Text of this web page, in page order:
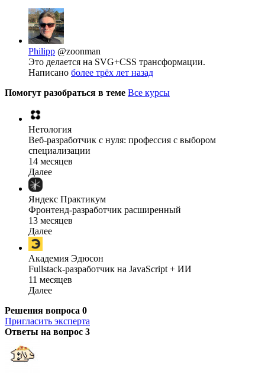
Philipp @zoonman
Это делается на SVG+CSS трансформации.
Написано более трёх лет назад
Помогут разобраться в теме Все курсы
Нетология
Веб-разработчик с нуля: профессия с выбором
специализации
14 месяцев
Далее
Яндекс Практикум
Фронтенд-разработчик расширенный
13 месяцев
Далее
Академия Эдюсон
Fullstack-разработчик на JavaScript + ИИ
11 месяцев
Далее
Решения вопроса 0
Пригласить эксперта
Ответы на вопрос 3